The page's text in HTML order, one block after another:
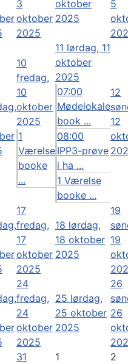
3
oktober
2025
oktober
2025
5
10
fredag,
10
oktober
2025
1
Værelse
booke
...
11 lørdag, 11
oktober
2025
07:00
Mødelokale
book ...
08:00
IPP3-prøve
i ha ...
1 Værelse
booke ...
12
12
17
fredag,
17
oktober
2025
18 lørdag,
18 oktober
2025
19
19
24
fredag,
24
oktober
2025
25 lørdag,
25 oktober
2025
26
26
31
1 2